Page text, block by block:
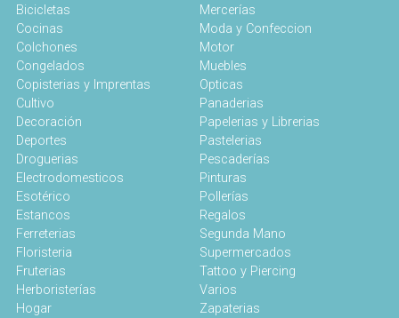
Bicicletas
Cocinas
Colchones
Congelados
Copisterias y Imprentas
Cultivo
Decoración
Deportes
Droguerias
Electrodomesticos
Esotérico
Estancos
Ferreterias
Floristeria
Fruterias
Herboristerías
Hogar
Mercerías
Moda y Confeccion
Motor
Muebles
Opticas
Panaderias
Papelerias y Librerias
Pastelerias
Pescaderías
Pinturas
Pollerías
Regalos
Segunda Mano
Supermercados
Tattoo y Piercing
Varios
Zapaterias